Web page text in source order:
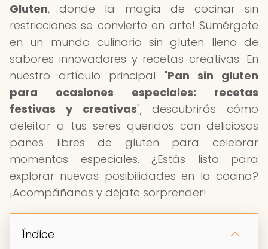
Gluten, donde la magia de cocinar sin
restricciones se convierte en arte! Sumérgete
en un mundo culinario sin gluten lleno de
sabores innovadores y recetas creativas. En
nuestro artículo principal "Pan sin gluten
para ocasiones especiales: recetas
festivas y creativas", descubrirás cómo
deleitar a tus seres queridos con deliciosos
panes libres de gluten para celebrar
momentos especiales. ¿Estás listo para
explorar nuevas posibilidades en la cocina?
¡Acompáñanos y déjate sorprender!
Índice